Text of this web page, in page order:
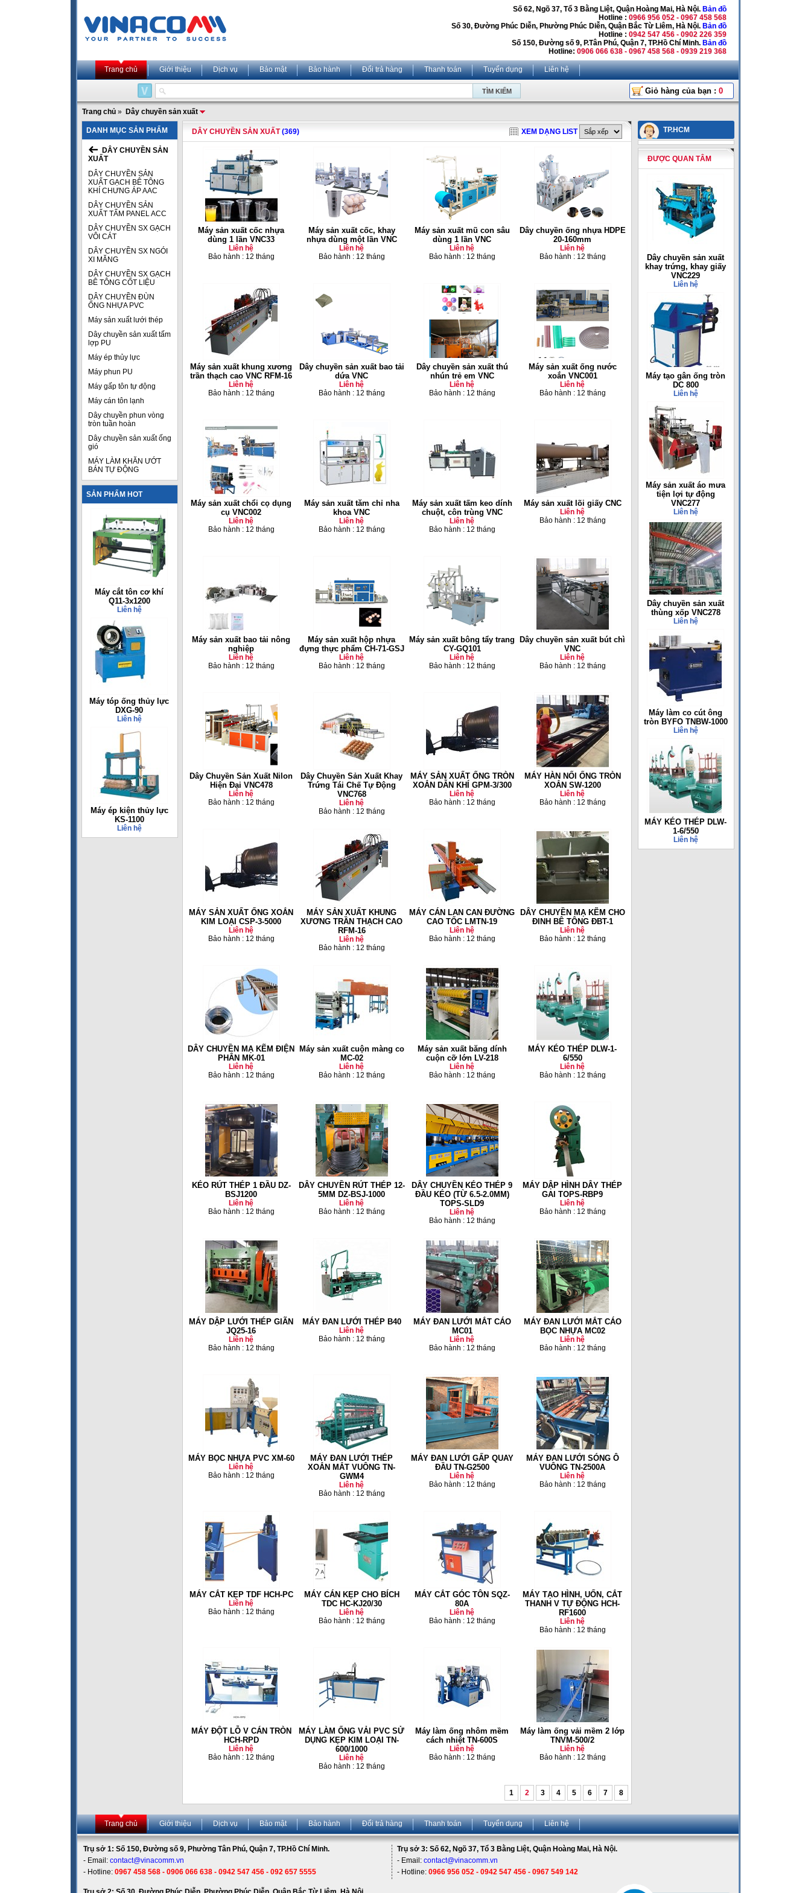
Số 62, Ngõ 37, Tổ 3 Bằng Liệt, Quận Hoàng Mai, Hà Nội. Bản đồ
Hotline : 0966 956 052 - 0967 458 568
Số 30, Đường Phúc Diễn, Phường Phúc Diễn, Quận Bắc Từ Liêm, Hà Nội. Bản đồ
Hotline : 0942 547 456 - 0902 226 359
Số 150, Đường số 9, P.Tân Phú, Quận 7, TP.Hồ Chí Minh. Bản đồ
Hotline: 0906 066 638 - 0967 458 568 - 0939 219 368
Trang chủ Giới thiệu Dịch vụ Bảo mật Bảo hành Đổi trả hàng Thanh toán Tuyển dụng Liên hệ
Giỏ hàng của bạn : 0
Trang chủ » Dây chuyền sản xuất
DANH MỤC SẢN PHẨM
DÂY CHUYỀN SẢN
XUẤT
DÂY CHUYỀN SẢN
XUẤT GẠCH BÊ TÔNG
KHÍ CHƯNG ÁP AAC
DÂY CHUYỀN SẢN
XUẤT TẤM PANEL ACC
DÂY CHUYỀN SX GẠCH
VÔI CÁT
DÂY CHUYỀN SX NGÓI
XI MĂNG
DÂY CHUYỀN SX GẠCH
BÊ TÔNG CỐT LIỆU
DÂY CHUYỀN ĐÙN
ỐNG NHỰA PVC
Máy sản xuất lưới thép
Dây chuyền sản xuất tấm
lợp PU
Máy ép thủy lực
Máy phun PU
Máy gấp tôn tự động
Máy cán tôn lạnh
Dây chuyền phun vòng
tròn tuần hoàn
Dây chuyền sản xuất ống
gió
MÁY LÀM KHĂN ƯỚT
BÁN TỰ ĐỘNG
SẢN PHẨM HOT
Máy cắt tôn cơ khí
Q11-3x1200
Liên hệ
Máy tóp ống thủy lực
DXG-90
Liên hệ
Máy ép kiện thủy lực
KS-1100
Liên hệ
DÂY CHUYỀN SẢN XUẤT (369) XEM DẠNG LIST
Máy sản xuất cốc nhựa
dùng 1 lần VNC33
Liên hệ
Bảo hành : 12 tháng
Máy sản xuất cốc, khay
nhựa dùng một lần VNC
Liên hệ
Bảo hành : 12 tháng
Máy sản xuất mũ con sâu
dùng 1 lần VNC
Liên hệ
Bảo hành : 12 tháng
Dây chuyền ống nhựa HDPE
20-160mm
Liên hệ
Bảo hành : 12 tháng
Máy sản xuất khung xương
trần thạch cao VNC RFM-16
Liên hệ
Bảo hành : 12 tháng
Dây chuyền sản xuất bao tải
dứa VNC
Liên hệ
Bảo hành : 12 tháng
Dây chuyền sản xuất thú
nhún trẻ em VNC
Liên hệ
Bảo hành : 12 tháng
Máy sản xuất ống nước
xoắn VNC001
Liên hệ
Bảo hành : 12 tháng
Máy sản xuất chổi cọ dụng
cụ VNC002
Liên hệ
Bảo hành : 12 tháng
Máy sản xuất tăm chỉ nha
khoa VNC
Liên hệ
Bảo hành : 12 tháng
Máy sản xuất tấm keo dính
chuột, côn trùng VNC
Liên hệ
Bảo hành : 12 tháng
Máy sản xuất lõi giấy CNC
Liên hệ
Bảo hành : 12 tháng
Máy sản xuất bao tải nông
nghiệp
Liên hệ
Bảo hành : 12 tháng
Máy sản xuất hộp nhựa
đựng thực phẩm CH-71-GSJ
Liên hệ
Bảo hành : 12 tháng
Máy sản xuất bông tẩy trang
CY-GQ101
Liên hệ
Bảo hành : 12 tháng
Dây chuyền sản xuất bút chì
VNC
Liên hệ
Bảo hành : 12 tháng
Dây Chuyền Sản Xuất Nilon
Hiện Đại VNC478
Liên hệ
Bảo hành : 12 tháng
Dây Chuyền Sản Xuất Khay
Trứng Tái Chế Tự Động
VNC768
Liên hệ
Bảo hành : 12 tháng
MÁY SẢN XUẤT ỐNG TRÒN
XOẮN DẪN KHÍ GPM-3/300
Liên hệ
Bảo hành : 12 tháng
MÁY HÀN NỐI ỐNG TRÒN
XOẮN SW-1200
Liên hệ
Bảo hành : 12 tháng
MÁY SẢN XUẤT ỐNG XOẮN
KIM LOẠI CSP-3-5000
Liên hệ
Bảo hành : 12 tháng
MÁY SẢN XUẤT KHUNG
XƯƠNG TRẦN THẠCH CAO
RFM-16
Liên hệ
Bảo hành : 12 tháng
MÁY CÁN LAN CAN ĐƯỜNG
CAO TỐC LMTN-19
Liên hệ
Bảo hành : 12 tháng
DÂY CHUYỀN MẠ KẼM CHO
ĐINH BÊ TÔNG ĐBT-1
Liên hệ
Bảo hành : 12 tháng
DÂY CHUYỀN MẠ KẼM ĐIỆN
PHÂN MK-01
Liên hệ
Bảo hành : 12 tháng
Máy sản xuất cuộn màng co
MC-02
Liên hệ
Bảo hành : 12 tháng
Máy sản xuất băng dính
cuộn cỡ lớn LV-218
Liên hệ
Bảo hành : 12 tháng
MÁY KÉO THÉP DLW-1-
6/550
Liên hệ
Bảo hành : 12 tháng
KÉO RÚT THÉP 1 ĐẦU DZ-
BSJ1200
Liên hệ
Bảo hành : 12 tháng
DÂY CHUYỀN RÚT THÉP 12-
5MM DZ-BSJ-1000
Liên hệ
Bảo hành : 12 tháng
DÂY CHUYỀN KÉO THÉP 9
ĐẦU KÉO (TỪ 6.5-2.0MM)
TOPS-SLD9
Liên hệ
Bảo hành : 12 tháng
MÁY DẬP HÌNH DÂY THÉP
GAI TOPS-RBP9
Liên hệ
Bảo hành : 12 tháng
MÁY DẬP LƯỚI THÉP GIÃN
JQ25-16
Liên hệ
Bảo hành : 12 tháng
MÁY ĐAN LƯỚI THÉP B40
Liên hệ
Bảo hành : 12 tháng
MÁY ĐAN LƯỚI MẮT CÁO
MC01
Liên hệ
Bảo hành : 12 tháng
MÁY ĐAN LƯỚI MẮT CÁO
BỌC NHỰA MC02
Liên hệ
Bảo hành : 12 tháng
MÁY BỌC NHỰA PVC XM-60
Liên hệ
Bảo hành : 12 tháng
MÁY ĐAN LƯỚI THÉP
XOẮN MẮT VUÔNG TN-
GWM4
Liên hệ
Bảo hành : 12 tháng
MÁY ĐAN LƯỚI GẤP QUAY
ĐẦU TN-G2500
Liên hệ
Bảo hành : 12 tháng
MÁY ĐAN LƯỚI SÓNG Ô
VUÔNG TN-2500A
Liên hệ
Bảo hành : 12 tháng
MÁY CẮT KẸP TDF HCH-PC
Liên hệ
Bảo hành : 12 tháng
MÁY CÁN KẸP CHO BÍCH
TDC HC-KJ20/30
Liên hệ
Bảo hành : 12 tháng
MÁY CẮT GÓC TÔN SQZ-
80A
Liên hệ
Bảo hành : 12 tháng
MÁY TẠO HÌNH, UỐN, CẮT
THANH V TỰ ĐỘNG HCH-
RF1600
Liên hệ
Bảo hành : 12 tháng
MÁY ĐỘT LỖ V CÁN TRÒN
HCH-RPD
Liên hệ
Bảo hành : 12 tháng
MÁY LÀM ỐNG VẢI PVC SỬ
DỤNG KẸP KIM LOẠI TN-
600/1000
Liên hệ
Bảo hành : 12 tháng
Máy làm ống nhôm mềm
cách nhiệt TN-600S
Liên hệ
Bảo hành : 12 tháng
Máy làm ống vải mềm 2 lớp
TNVM-500/2
Liên hệ
Bảo hành : 12 tháng
1 2 3 4 5 6 7 8
TP.HCM
ĐƯỢC QUAN TÂM
Dây chuyền sản xuất
khay trứng, khay giấy
VNC229
Liên hệ
Máy tạo gân ống tròn
DC 800
Liên hệ
Máy sản xuất áo mưa
tiện lợi tự động
VNC277
Liên hệ
Dây chuyền sản xuất
thùng xốp VNC278
Liên hệ
Máy làm co cút ông
tròn BYFO TNBW-1000
Liên hệ
MÁY KÉO THÉP DLW-
1-6/550
Liên hệ
Trang chủ Giới thiệu Dịch vụ Bảo mật Bảo hành Đổi trả hàng Thanh toán Tuyển dụng Liên hệ
Trụ sở 1: Số 150, Đường số 9, Phường Tân Phú, Quận 7, TP.Hồ Chí Minh.
- Email: contact@vinacomm.vn
- Hotline: 0967 458 568 - 0906 066 638 - 0942 547 456 - 092 657 5555
Trụ sở 3: Số 62, Ngõ 37, Tổ 3 Bằng Liệt, Quận Hoàng Mai, Hà Nội.
- Email: contact@vinacomm.vn
- Hotline: 0966 956 052 - 0942 547 456 - 0967 549 142